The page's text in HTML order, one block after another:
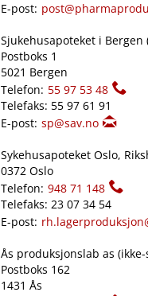
E-post:
Sjukehusapoteket i
Postboks 1
5021 Bergen
Telefon: 55 97 53 48
Telefaks: 55 97 61 91
E-post: sp@sav.no
Sykehusapoteket Oslo,
0372 Oslo
Telefon: 948 71 148
Telefaks: 23 07 34 54
E-post:
Ås produksjonslab as
Postboks 162
1431 Ås